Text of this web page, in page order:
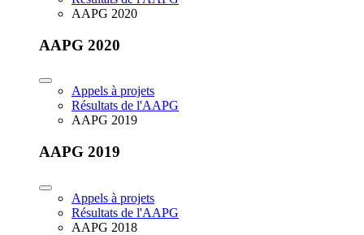
AAPG 2020
AAPG 2020
Appels à projets
Résultats de l'AAPG
AAPG 2019
AAPG 2019
Appels à projets
Résultats de l'AAPG
AAPG 2018